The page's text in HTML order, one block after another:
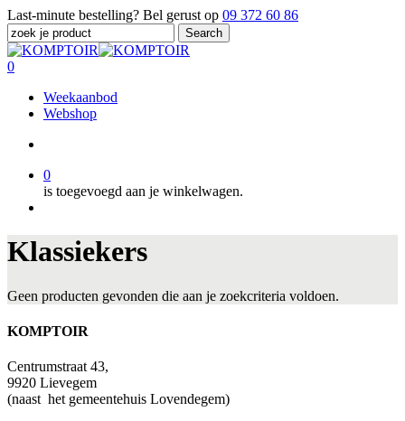
Skip
to
main
content
Last-minute bestelling? Bel gerust op 09 372 60 86
Search
Close
Search
search
0
Weekaanbod
Webshop
0
is toegevoegd aan je winkelwagen.
Klassiekers
Geen producten gevonden die aan je zoekcriteria voldoen.
KOMPTOIR
Centrumstraat 43,
9920 Lievegem
(naast het gemeentehuis Lovendegem)